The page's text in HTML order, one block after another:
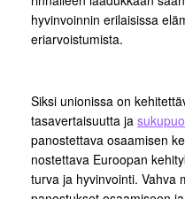
hyvinvoinnin erilaisissa
eriarvoistumista.
Siksi unionissa on
tasavertaisuutta ja
panostettava osaamisen
nostettava Euroopan
turva ja hyvinvointi. Vahva